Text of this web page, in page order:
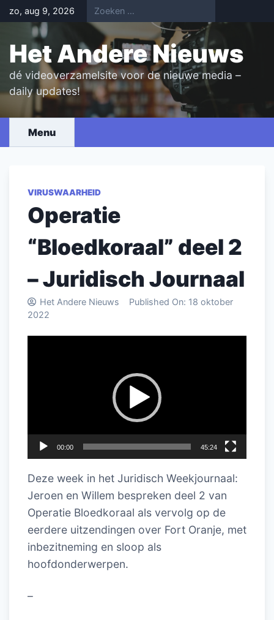
Skip
to
content
zo, aug 9, 2026
Het Andere Nieuws
dé videoverzamelsite voor de nieuwe media –
daily updates!
Menu
VIRUSWAARHEID
Operatie
“Bloedkoraal” deel 2
– Juridisch Journaal
Het Andere Nieuws Published On: 18 oktober
2022
00:00 45:24
Deze week in het Juridisch Weekjournaal:
Jeroen en Willem bespreken deel 2 van
Operatie Bloedkoraal als vervolg op de
eerdere uitzendingen over Fort Oranje, met
inbezitneming en sloop als
hoofdonderwerpen.
–